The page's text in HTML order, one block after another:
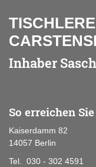
Inhaber
So erreichen
Kaiserdamm 82
14057 Berlin
Tel. 030 - 302 4591